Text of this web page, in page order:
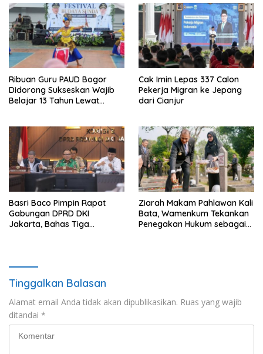
Ribuan Guru PAUD Bogor
Didorong Sukseskan Wajib
Belajar 13 Tahun Lewat
Cak Imin Lepas 337 Calon
Pekerja Migran ke Jepang
dari Cianjur
Basri Baco Pimpin Rapat
Gabungan DPRD DKI
Jakarta, Bahas Tiga
Ziarah Makam Pahlawan Kali
Bata, Wamenkum Tekankan
Penegakan Hukum sebagai
Tinggalkan Balasan
Alamat email Anda tidak akan dipublikasikan. Ruas yang wajib
ditandai *